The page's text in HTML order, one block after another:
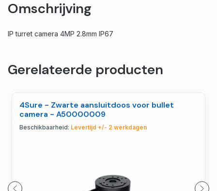
Omschrijving
IP turret camera 4MP 2.8mm IP67
Gerelateerde producten
4Sure - Zwarte aansluitdoos voor bullet
camera - A50000009
Beschikbaarheid: Levertijd +/- 2 werkdagen